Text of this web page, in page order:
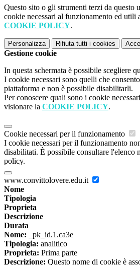
Questo sito o gli strumenti terzi da questo
cookie necessari al funzionamento ed utili
COOKIE POLICY.
Personalizza Rifiuta tutti i cookies
Gestione cookie
In questa schermata è possibile scegliere
I cookie necessari sono quelli che
piattaforma e non è possibile disabilitarli.
Per conoscere quali sono i cookie
visionare la COOKIE POLICY.
Cookie necessari per il funzionamento
I cookie necessari per il funzionamento
disabilitati. È possibile consultare l'elenco
policy.
www.convittolovere.edu.it
Nome
Tipologia
Proprieta
Descrizione
Durata
Nome: _pk_id.1.ca3e
Tipologia: analitico
Proprieta: Prima parte
Descrizione: Questo nome di cookie è